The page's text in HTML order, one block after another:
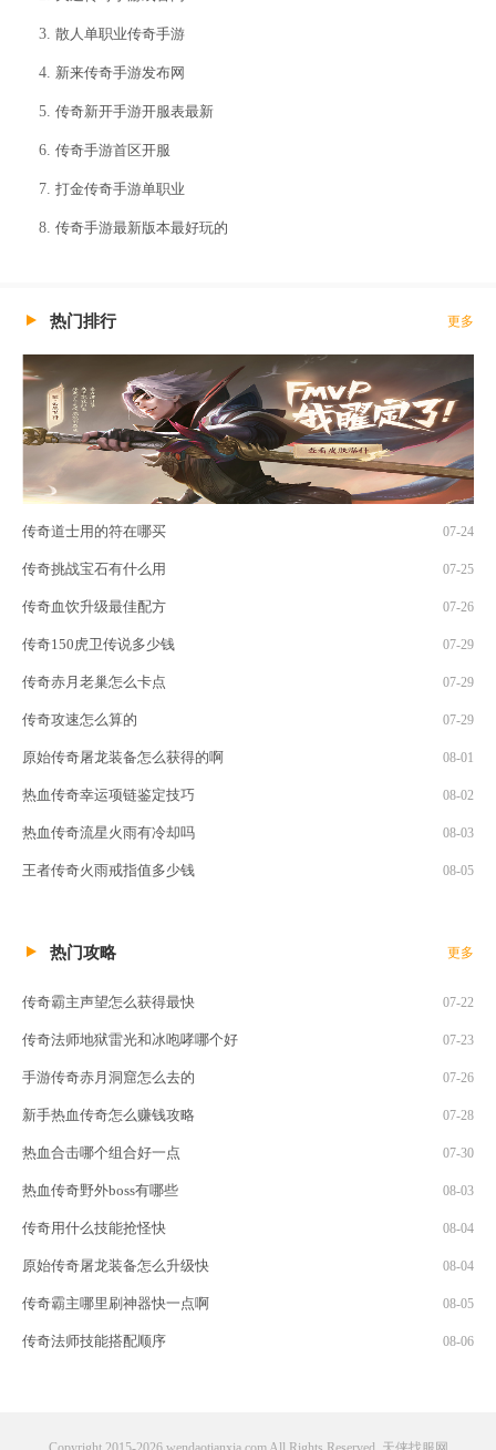
散人单职业传奇手游
新来传奇手游发布网
传奇新开手游开服表最新
传奇手游首区开服
打金传奇手游单职业
传奇手游最新版本最好玩的
热门排行 更多
传奇道士用的符在哪买 07-24
传奇挑战宝石有什么用 07-25
传奇血饮升级最佳配方 07-26
传奇150虎卫传说多少钱 07-29
传奇赤月老巢怎么卡点 07-29
传奇攻速怎么算的 07-29
原始传奇屠龙装备怎么获得的啊 08-01
热血传奇幸运项链鉴定技巧 08-02
热血传奇流星火雨有冷却吗 08-03
王者传奇火雨戒指值多少钱 08-05
热门攻略 更多
传奇霸主声望怎么获得最快 07-22
传奇法师地狱雷光和冰咆哮哪个好 07-23
手游传奇赤月洞窟怎么去的 07-26
新手热血传奇怎么赚钱攻略 07-28
热血合击哪个组合好一点 07-30
热血传奇野外boss有哪些 08-03
传奇用什么技能抢怪快 08-04
原始传奇屠龙装备怎么升级快 08-04
传奇霸主哪里刷神器快一点啊 08-05
传奇法师技能搭配顺序 08-06